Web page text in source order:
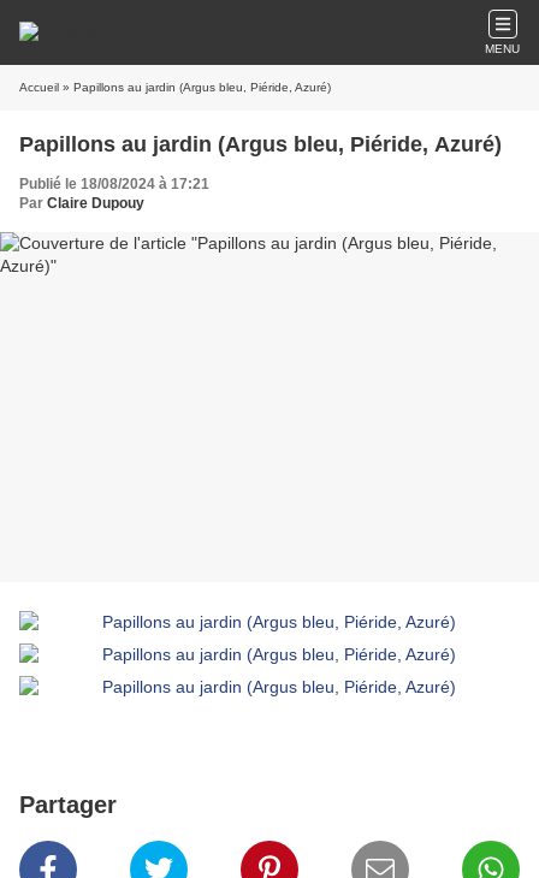
MENU
Accueil » Papillons au jardin (Argus bleu, Piéride, Azuré)
Papillons au jardin (Argus bleu, Piéride, Azuré)
Publié le 18/08/2024 à 17:21
Par Claire Dupouy
Partager